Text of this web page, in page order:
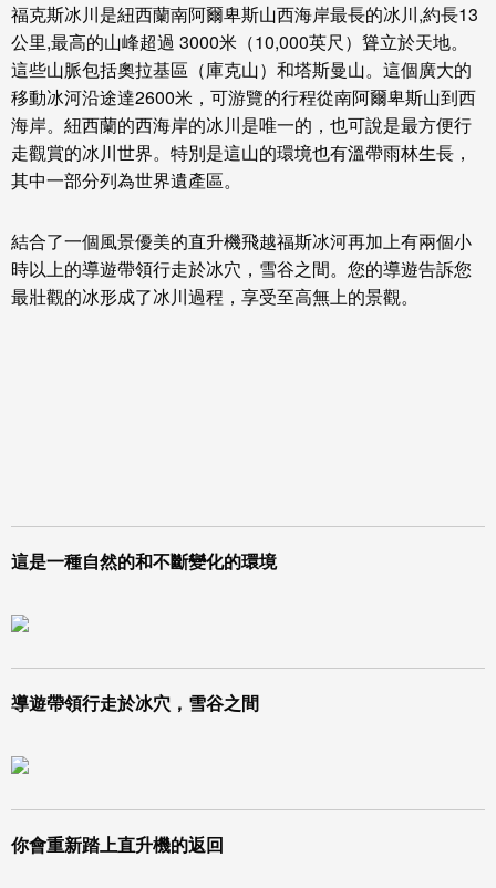
福克斯冰川是紐西蘭南阿爾卑斯山西海岸最長的冰川,約長13
公里,最高的山峰超過 3000米（10,000英尺）聳立於天地。
這些山脈包括奧拉基區（庫克山）和塔斯曼山。這個廣大的
移動冰河沿途達2600米，可游覽的行程從南阿爾卑斯山到西
海岸。紐西蘭的西海岸的冰川是唯一的，也可說是最方便行
走觀賞的冰川世界。特別是這山的環境也有溫帶雨林生長，
其中一部分列為世界遺產區。
結合了一個風景優美的直升機飛越福斯冰河再加上有兩個小
時以上的導遊帶領行走於冰穴，雪谷之間。您的導遊告訴您
最壯觀的冰形成了冰川過程，享受至高無上的景觀。
這是一種自然的和不斷變化的環境
導遊帶領行走於冰穴，雪谷之間
你會重新踏上直升機的返回